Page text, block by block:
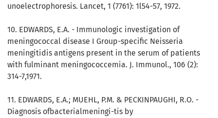
unoelectrophoresis. Lancet, 1 (7761): 1l54-57, 1972.
10. EDWARDS, E.A. - Immunologic investigation of
meningococcal disease I Group-specific Neisseria
meningitidis antigens present in the serum of patients
with fulminant meningococcemia. J. Immunol., 106 (2):
314-7,1971.
11. EDWARDS, E.A.; MUEHL, P.M. & PECKINPAUGHI, R.O. -
Diagnosis ofbacterialmeningi-tis by